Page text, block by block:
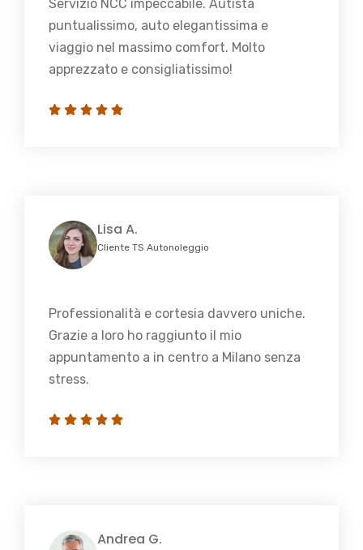
Servizio NCC impeccabile. Autista
puntualissimo, auto elegantissima e
viaggio nel massimo comfort. Molto
apprezzato e consigliatissimo!
Lisa A.
Cliente TS Autonoleggio
Professionalità e cortesia davvero uniche.
Grazie a loro ho raggiunto il mio
appuntamento a in centro a Milano senza
stress.
Andrea G.